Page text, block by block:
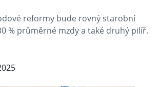
reformy bude rovný starobní
% průměrné mzdy a také druhý pilíř.